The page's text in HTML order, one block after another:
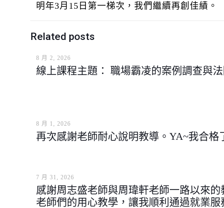
明年3月15日第一梯次，我們繼續再創佳績。
Related posts
8 月 2, 2026
線上課程主題： 職場霸凌的案例調查與
8 月 1, 2026
再次感謝老師耐心說明教導。YA~我合格
7 月 31, 2026
感謝周志盛老師與周瑋軒老師一路以來
老師們的用心教學，讓我順利通過就業服